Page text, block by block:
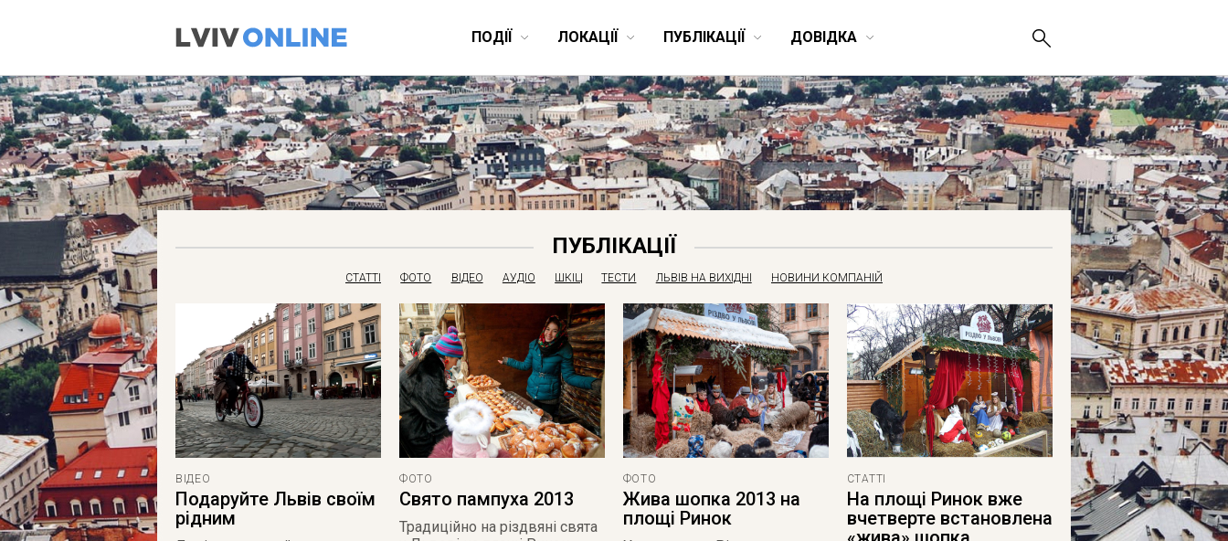
ПОДІЇ ЛОКАЦІЇ ПУБЛІКАЦІЇ ДОВІДКА
ПУБЛІКАЦІЇ
СТАТТІ ФОТО ВІДЕО АУДІО ШКІЦ ТЕСТИ ЛЬВІВ НА ВИХІДНІ НОВИНИ КОМПАНІЙ
ВІДЕО
Подаруйте Львів своїм
рідним
ФОТО
Свято пампуха 2013
Традиційно на різдвяні свята
ФОТО
Жива шопка 2013 на
площі Ринок
СТАТТІ
На площі Ринок вже
вчетверте встановлена